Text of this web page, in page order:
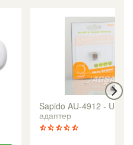
Sapido AU-4912 - USB
адаптер